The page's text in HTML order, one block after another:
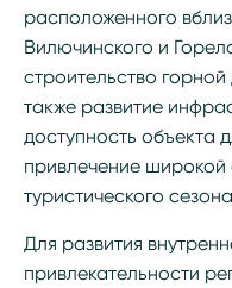
расположенного
Вилючинского и
строительство
также развитие
доступность объекта
привлечение
туристического
Для развития
привлекательности